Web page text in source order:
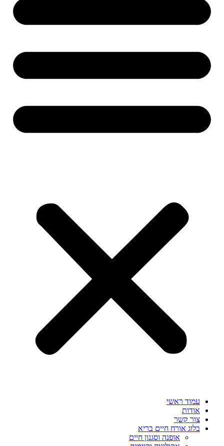
עמוד ראשי
אודות
צור קשר
בלוג אורח חיים בריא
אופנה וסגנון חיים